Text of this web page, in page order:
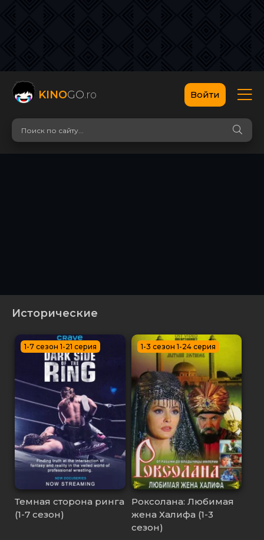
KINOGO.ro Войти
Исторические
1-7 сезон 1-21 серия
Темная сторона ринга
(1-7 сезон)
1-3 сезон 1-24 серия
Роксолана: Любимая
жена Халифа (1-3
сезон)